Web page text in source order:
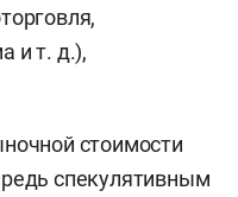
и т. д.),
стоимости
спекулятивным